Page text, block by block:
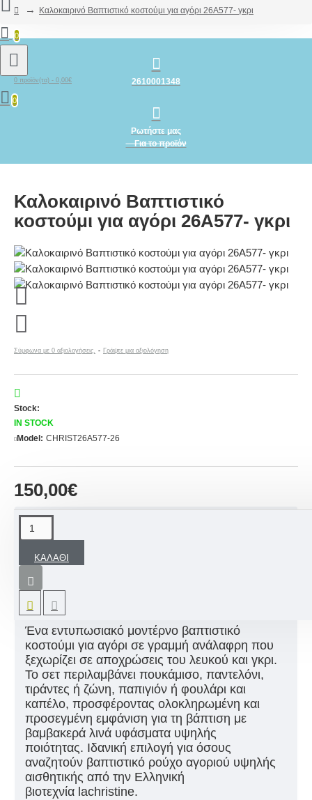
0
0 προϊόν(τα) - 0,00€
0
Καλοκαιρινό Βαπτιστικό κοστούμι για αγόρι 26A577- γκρι
2610001348
Ρωτήστε μας
Για το προϊόν
Καλοκαιρινό Βαπτιστικό
κοστούμι για αγόρι 26A577- γκρι
Σύμφωνα με 0 αξιολογήσεις. - Γράψτε μια αξιολόγηση
150,00€
Stock:
IN STOCK
Model: CHRIST26A577-26
ΚΑΛΆΘΙ
-15% ΕΚΠΤΩΣΗ
ΚΟΥΠΟΝΙΟΥ:
χειροποίητο
Ένα εντυπωσιακό μοντέρνο βαπτιστικό
κοστούμι για αγόρι σε γραμμή ανάλαφρη που
ξεχωρίζει σε αποχρώσεις του λευκού και γκρι.
Το σετ περιλαμβάνει πουκάμισο, παντελόνι,
τιράντες ή ζώνη, παπιγιόν ή φουλάρι και
καπέλο, προσφέροντας ολοκληρωμένη και
προσεγμένη εμφάνιση για τη βάπτιση με
βαμβακερά λινά υφάσματα υψηλής
ποιότητας. Ιδανική επιλογή για όσους
αναζητούν βαπτιστικό ρούχο αγοριού υψηλής
αισθητικής από την Ελληνική
βιοτεχνία lachristine.